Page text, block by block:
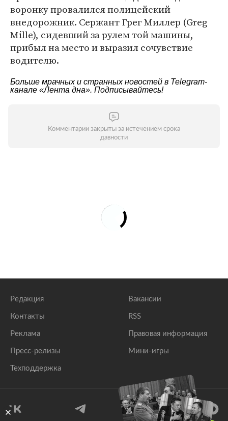
воронку провалился полицейский
внедорожник. Сержант Грег Миллер (Greg
Mille), сидевший за рулем той машины,
прибыл на место и выразил сочувствие
водителю.
Больше мрачных и странных новостей в Telegram-
канале «Лента дна». Подписывайтесь!
Комментарии закрыты за истечением срока
давности
Редакция
Контакты
Реклама
Пресс-релизы
Техподдержка
Вакансии
RSS
Правовая информация
Мини-игры